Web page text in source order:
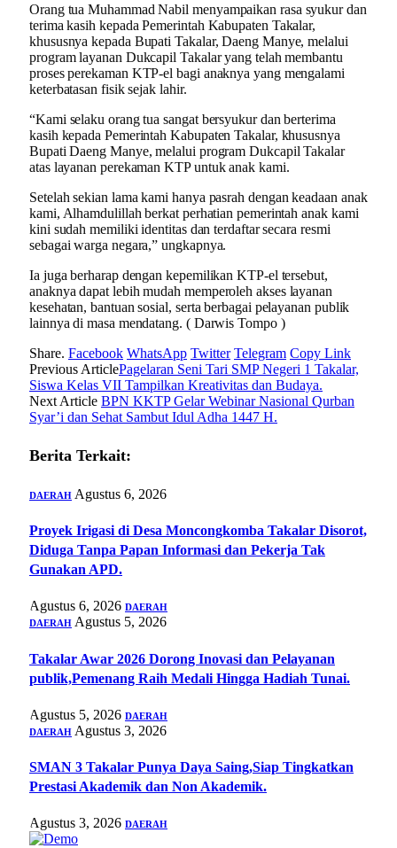
Orang tua Muhammad Nabil menyampaikan rasa syukur dan
terima kasih kepada Pemerintah Kabupaten Takalar,
khususnya kepada Bupati Takalar, Daeng Manye, melalui
program layanan Dukcapil Takalar yang telah membantu
proses perekaman KTP-el bagi anaknya yang mengalami
keterbatasan fisik sejak lahir.
“Kami selaku orang tua sangat bersyukur dan berterima
kasih kepada Pemerintah Kabupaten Takalar, khususnya
Bupati Daeng Manye, melalui program Dukcapil Takalar
atas layanan perekaman KTP untuk anak kami.
Setelah sekian lama kami hanya pasrah dengan keadaan anak
kami, Alhamdulillah berkat perhatian pemerintah anak kami
kini sudah memiliki identitas dan terdaftar secara resmi
sebagai warga negara,” ungkapnya.
Ia juga berharap dengan kepemilikan KTP-el tersebut,
anaknya dapat lebih mudah memperoleh akses layanan
kesehatan, bantuan sosial, serta berbagai pelayanan publik
lainnya di masa mendatang. ( Darwis Tompo )
Share. Facebook WhatsApp Twitter Telegram Copy Link
Previous ArticlePagelaran Seni Tari SMP Negeri 1 Takalar,
Siswa Kelas VII Tampilkan Kreativitas dan Budaya.
Next Article BPN KKTP Gelar Webinar Nasional Qurban
Syar’i dan Sehat Sambut Idul Adha 1447 H.
Berita Terkait:
DAERAH Agustus 6, 2026
Proyek Irigasi di Desa Moncongkomba Takalar Disorot,
Diduga Tanpa Papan Informasi dan Pekerja Tak
Gunakan APD.
Agustus 6, 2026 DAERAH
DAERAH Agustus 5, 2026
Takalar Awar 2026 Dorong Inovasi dan Pelayanan
publik,Pemenang Raih Medali Hingga Hadiah Tunai.
Agustus 5, 2026 DAERAH
DAERAH Agustus 3, 2026
SMAN 3 Takalar Punya Daya Saing,Siap Tingkatkan
Prestasi Akademik dan Non Akademik.
Agustus 3, 2026 DAERAH